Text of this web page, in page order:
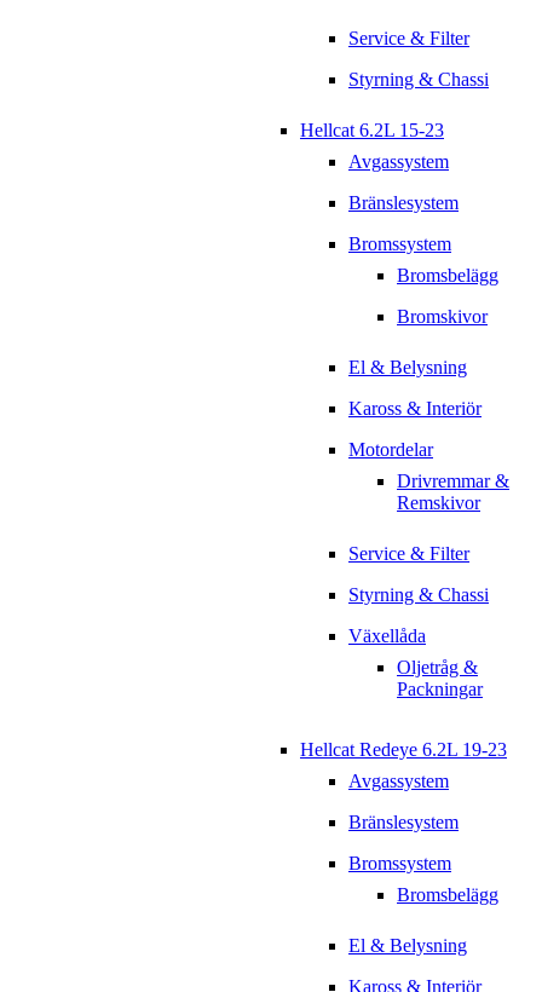
Service & Filter
Styrning & Chassi
Hellcat 6.2L 15-23
Avgassystem
Bränslesystem
Bromssystem
Bromsbelägg
Bromskivor
El & Belysning
Kaross & Interiör
Motordelar
Drivremmar &
Remskivor
Service & Filter
Styrning & Chassi
Växellåda
Oljetråg &
Packningar
Hellcat Redeye 6.2L 19-23
Avgassystem
Bränslesystem
Bromssystem
Bromsbelägg
El & Belysning
Kaross & Interiör